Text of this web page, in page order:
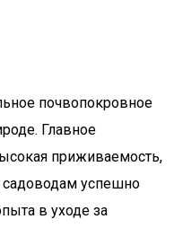
почвопокровное
Главное
приживаемость,
успешно
в уходе за